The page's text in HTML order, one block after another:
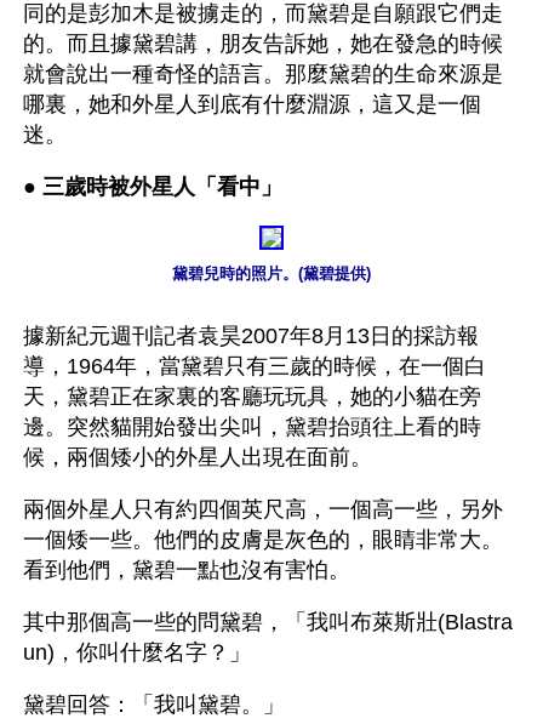
同的是彭加木是被擄走的，而黛碧是自願跟它們走
的。而且據黛碧講，朋友告訴她，她在發急的時候
就會說出一種奇怪的語言。那麼黛碧的生命來源是
哪裏，她和外星人到底有什麼淵源，這又是一個
迷。
● 三歲時被外星人「看中」
黛碧兒時的照片。(黛碧提供)
據新紀元週刊記者袁昊2007年8月13日的採訪報
導，1964年，當黛碧只有三歲的時候，在一個白
天，黛碧正在家裏的客廳玩玩具，她的小貓在旁
邊。突然貓開始發出尖叫，黛碧抬頭往上看的時
候，兩個矮小的外星人出現在面前。
兩個外星人只有約四個英尺高，一個高一些，另外
一個矮一些。他們的皮膚是灰色的，眼睛非常大。
看到他們，黛碧一點也沒有害怕。
其中那個高一些的問黛碧，「我叫布萊斯壯(Blastra
un)，你叫什麼名字？」
黛碧回答：「我叫黛碧。」